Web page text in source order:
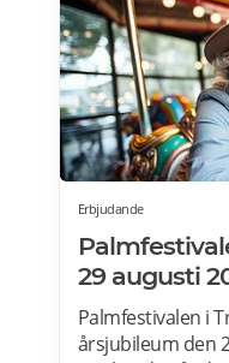
Erbjudande
29 augusti
Palmfestivalen i
årsjubileum den